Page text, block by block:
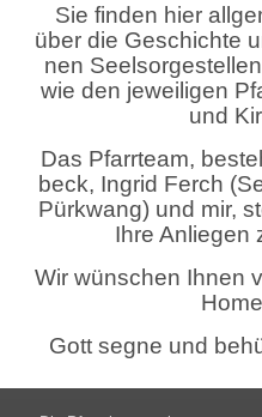
Sie fin­den hier
über die Ge­schich­te
nen
wie den je­wei­li­gen
und
Das Pfarr­team,
beck, In­grid Ferch
Pürk­wang) und mir,
Ihre An­lie­gen
Wir wün­schen Ihnen
Gott segne und